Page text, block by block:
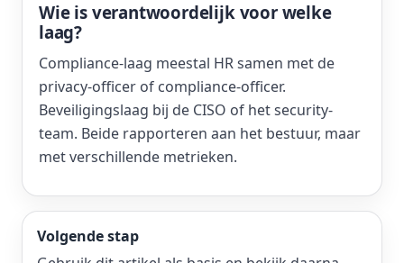
Wie is verantwoordelijk voor welke
laag?
Compliance-laag meestal HR samen met de
privacy-officer of compliance-officer.
Beveiligingslaag bij de CISO of het security-
team. Beide rapporteren aan het bestuur, maar
met verschillende metrieken.
Volgende stap